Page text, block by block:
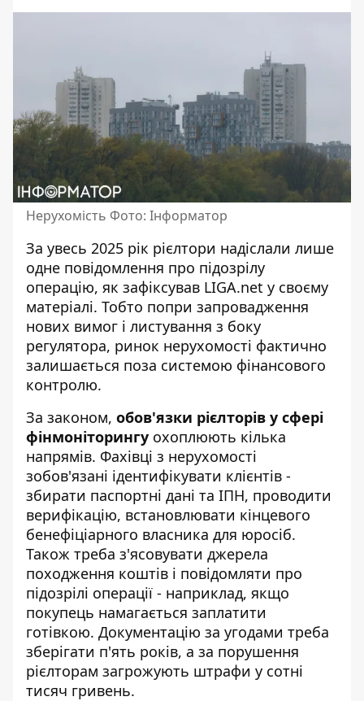
Нерухомість Фото: Інформатор
За увесь 2025 рік рієлтори надіслали лише
одне повідомлення про підозрілу
операцію, як зафіксував LIGA.net у своєму
матеріалі. Тобто попри запровадження
нових вимог і листування з боку
регулятора, ринок нерухомості фактично
залишається поза системою фінансового
контролю.
За законом, обов'язки рієлторів у сфері
фінмоніторингу охоплюють кілька
напрямів. Фахівці з нерухомості
зобов'язані ідентифікувати клієнтів -
збирати паспортні дані та ІПН, проводити
верифікацію, встановлювати кінцевого
бенефіціарного власника для юросіб.
Також треба з'ясовувати джерела
походження коштів і повідомляти про
підозрілі операції - наприклад, якщо
покупець намагається заплатити
готівкою. Документацію за угодами треба
зберігати п'ять років, а за порушення
рієлторам загрожують штрафи у сотні
тисяч гривень.